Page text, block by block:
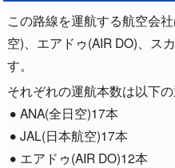
この路線を運航する航空会
空)、エアドゥ(AIR DO)、ス
す。
それぞれの運航本数は以下の
ANA(全日空)17本
JAL(日本航空)17本
エアドゥ(AIR DO)12本